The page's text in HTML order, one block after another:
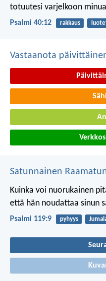
totuutesi varjelkoon
Psalmi 40:12 rakkaus
Vastaanota
Satunnainen
Kuinka voi nuorukainen
että hän noudattaa sinun
Psalmi 119:9 pyhyys